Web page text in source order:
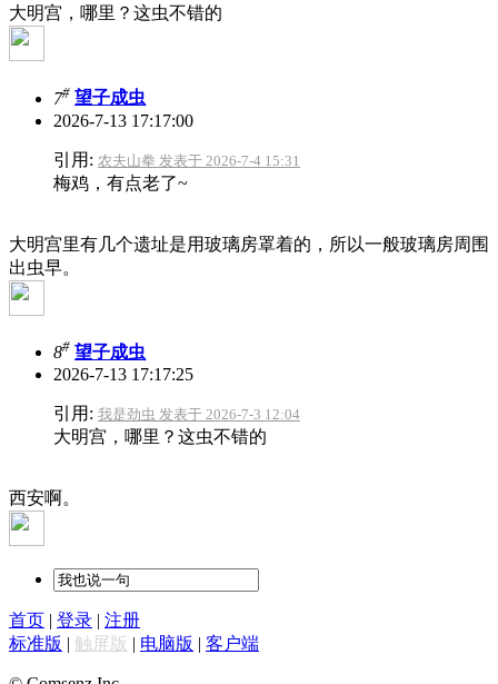
大明宫，哪里？这虫不错的
7# 望子成虫
2026-7-13 17:17:00
引用: 农夫山拳 发表于 2026-7-4 15:31
梅鸡，有点老了~
大明宫里有几个遗址是用玻璃房罩着的，所以一般玻璃房周围
出虫早。
8# 望子成虫
2026-7-13 17:17:25
引用: 我是劲虫 发表于 2026-7-3 12:04
大明宫，哪里？这虫不错的
西安啊。
首页 | 登录 | 注册
标准版 | 触屏版 | 电脑版 | 客户端